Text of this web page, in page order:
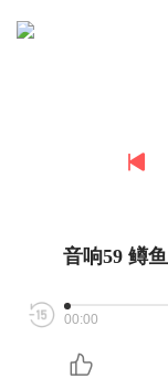
音响59 鳟
00:00